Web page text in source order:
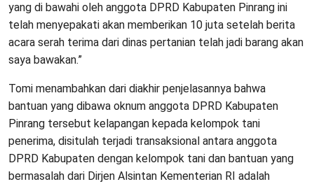
yang di bawahi oleh anggota DPRD Kabupaten Pinrang ini
telah menyepakati akan memberikan 10 juta setelah berita
acara serah terima dari dinas pertanian telah jadi barang akan
saya bawakan.”
Tomi menambahkan dari diakhir penjelasannya bahwa
bantuan yang dibawa oknum anggota DPRD Kabupaten
Pinrang tersebut kelapangan kepada kelompok tani
penerima, disitulah terjadi transaksional antara anggota
DPRD Kabupaten dengan kelompok tani dan bantuan yang
bermasalah dari Dirjen Alsintan Kementerian RI adalah